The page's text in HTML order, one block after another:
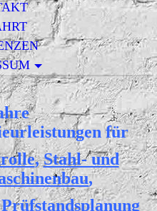
für
,Stahl- und
,
Prüfstandsplanung